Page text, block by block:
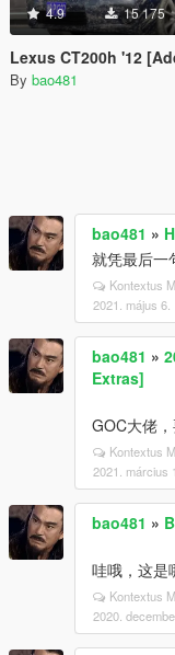
4.9 15 175
Lexus CT200h '12 [Add-
By bao481
bao481 »
就凭最后一
Kontextus
2021. május 6.
bao481 »
Extras]
GOC大佬
Kontextus
2021. március
bao481 »
哇哦，这是
Kontextus
2020.